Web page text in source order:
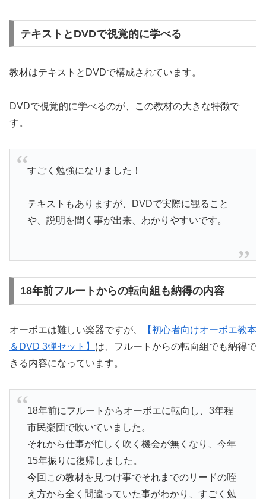
テキストとDVDで視覚的に学べる
教材はテキストとDVDで構成されています。
DVDで視覚的に学べるのが、この教材の大きな特徴で
す。
すごく勉強になりました！
テキストもありますが、DVDで実際に観ること
や、説明を聞く事が出来、わかりやすいです。
18年前フルートからの転向組も納得の内容
オーボエは難しい楽器ですが、
【初心者向けオーボエ教本
＆DVD 3弾セット】 は、フルートからの転向組でも納得で
きる内容になっています。
18年前にフルートからオーボエに転向し、3年程
市民楽団で吹いていました。
それから仕事が忙しく吹く機会が無くなり、今年
15年振りに復帰しました。
今回この教材を見つけ事でそれまでのリードの咥
え方から全く間違っていた事がわかり、すごく勉